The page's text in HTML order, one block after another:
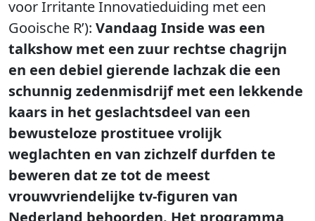
voor Irritante Innovatieduiding met een
Gooische R’): Vandaag Inside was een
talkshow met een zuur rechtse chagrijn
en een debiel gierende lachzak die een
schunnig zedenmisdrijf met een lekkende
kaars in het geslachtsdeel van een
bewusteloze prostituee vrolijk
weglachten en van zichzelf durfden te
beweren dat ze tot de meest
vrouwvriendelijke tv-figuren van
Nederland behoorden. Het programma